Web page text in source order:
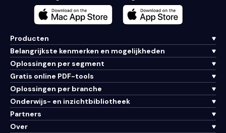
Producten
Belangrijkste kenmerken en mogelijkheden
Oplossingen per segment
Gratis online PDF-tools
Oplossingen per branche
Onderwijs- en inzichtbibliotheek
Partners
Over